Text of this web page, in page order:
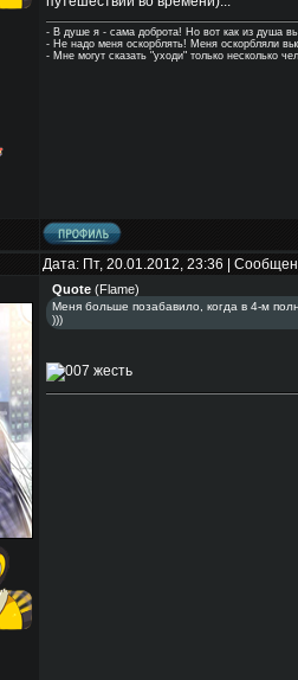
- В душе я - сама доброта! Но вот как из душа
- Hе надо меня оскорблять! Меня оскорбляли
- Мне могут сказать "уходи" только несколько
Дата: Пт, 20.01.2012, 23:36 |
Quote(Flame)
Меня больше позабавило, когда в 4-м
)))
жесть